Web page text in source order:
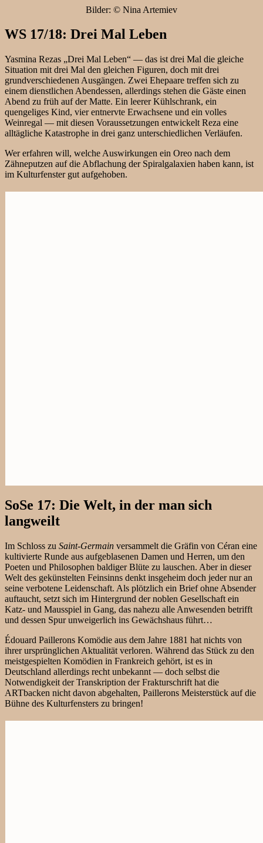
Bilder: © Nina Artemiev
WS 17/18: Drei Mal Leben
Yasmina Rezas „Drei Mal Leben“ — das ist drei Mal die gleiche
Situation mit drei Mal den gleichen Figuren, doch mit drei
grundverschiedenen Ausgängen. Zwei Ehepaare treffen sich zu
einem dienstlichen Abendessen, allerdings stehen die Gäste einen
Abend zu früh auf der Matte. Ein leerer Kühlschrank, ein
quengeliges Kind, vier entnervte Erwachsene und ein volles
Weinregal — mit diesen Voraussetzungen entwickelt Reza eine
alltägliche Katastrophe in drei ganz unterschiedlichen Verläufen.
Wer erfahren will, welche Auswirkungen ein Oreo nach dem
Zähneputzen auf die Abflachung der Spiralgalaxien haben kann, ist
im Kulturfenster gut aufgehoben.
SoSe 17: Die Welt, in der man sich
langweilt
Im Schloss zu Saint-Germain versammelt die Gräfin von Céran eine
kultivierte Runde aus aufgeblasenen Damen und Herren, um den
Poeten und Philosophen baldiger Blüte zu lauschen. Aber in dieser
Welt des gekünstelten Feinsinns denkt insgeheim doch jeder nur an
seine verbotene Leidenschaft. Als plötzlich ein Brief ohne Absender
auftaucht, setzt sich im Hintergrund der noblen Gesellschaft ein
Katz- und Mausspiel in Gang, das nahezu alle Anwesenden betrifft
und dessen Spur unweigerlich ins Gewächshaus führt…
Édouard Paillerons Komödie aus dem Jahre 1881 hat nichts von
ihrer ursprünglichen Aktualität verloren. Während das Stück zu den
meistgespielten Komödien in Frankreich gehört, ist es in
Deutschland allerdings recht unbekannt — doch selbst die
Notwendigkeit der Transkription der Frakturschrift hat die
ARTbacken nicht davon abgehalten, Paillerons Meisterstück auf die
Bühne des Kulturfensters zu bringen!